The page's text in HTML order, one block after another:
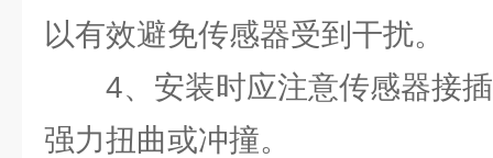
以有效避免传感器受到干扰。
4、安装时应注意传感器接插
强力扭曲或冲撞。